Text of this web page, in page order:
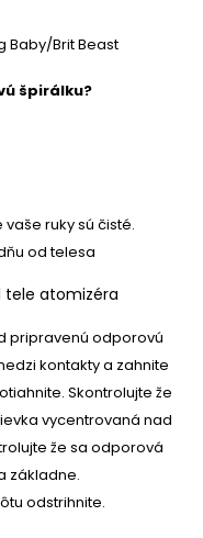
Baby/Brit Beast
špirálku?
ruky sú čisté.
od telesa
pripravenú odporovú
kontakty a zahnite
Skontrolujte že
vycentrovaná nad
že sa odporová
základne.
odstrihnite.